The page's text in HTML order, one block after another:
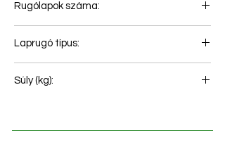
Rugólapok száma:
Laprugó típus:
Súly (kg):